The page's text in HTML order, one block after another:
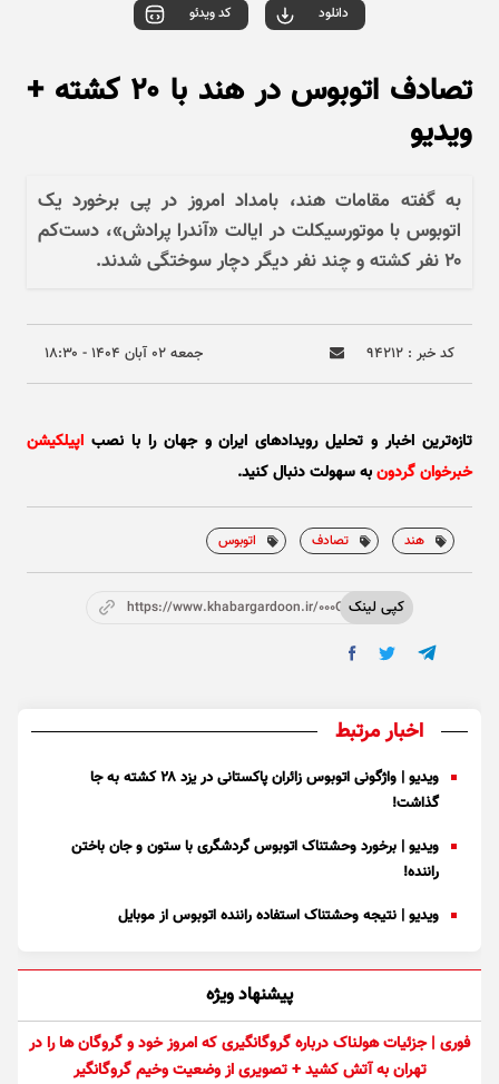
دانلود کد ویدئو
تصادف اتوبوس در هند با ۲۰ کشته +
ویدیو
به گفته مقامات هند، بامداد امروز در پی برخورد یک
اتوبوس با موتورسیکلت در ایالت «آندرا پرادش»، دست‌کم
۲۰ نفر کشته و چند نفر دیگر دچار سوختگی شدند.
کد خبر : ۹۴۲۱۲ جمعه ۰۲ آبان ۱۴۰۴ - ۱۸:۳۰
تازه‌ترین اخبار و تحلیل‌ رویدادهای ایران و جهان را با نصب اپیلکیشن
خبرخوان گردونبه سهولت دنبال کنید.
هند تصادف اتوبوس
کپی لینکhttps://www.khabargardoon.ir/000OVY
اخبار مرتبط
ویدیو | واژگونی اتوبوس زائران پاکستانی در یزد ۲۸ کشته به جا
گذاشت!
ویدیو | برخورد وحشتناک اتوبوس گردشگری با ستون و جان باختن
راننده!
ویدیو | نتیجه وحشتناک استفاده راننده اتوبوس از موبایل
پیشنهاد ویژه
فوری | جزئیات هولناک درباره گروگانگیری که امروز خود و گروگان ها را در
تهران به آتش کشید + تصویری از وضعیت وخیم گروگانگیر